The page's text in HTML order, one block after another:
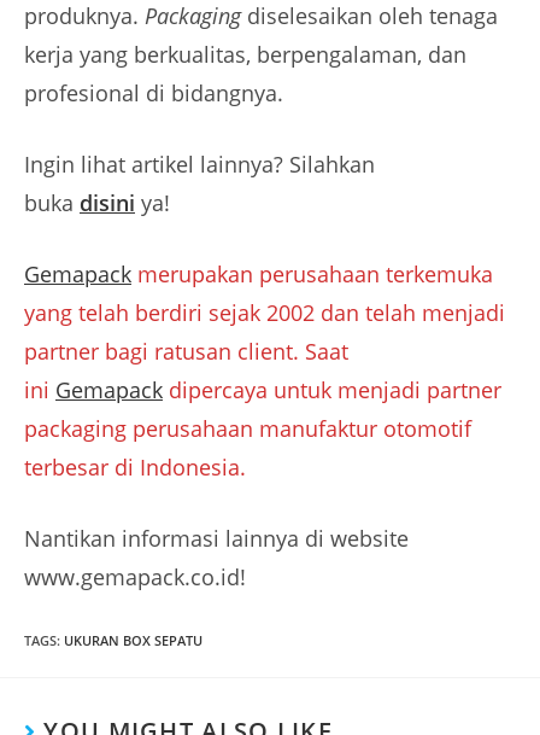
produknya. Packagingdiselesaikan oleh tenaga
kerja yang berkualitas, berpengalaman, dan
profesional di bidangnya.
Ingin lihat artikel lainnya? Silahkan
buka disini ya!
Gemapack merupakan perusahaan terkemuka
yang telah berdiri sejak 2002 dan telah menjadi
partner bagi ratusan client. Saat
ini Gemapack dipercaya untuk menjadi partner
packaging perusahaan manufaktur otomotif
terbesar di Indonesia.
Nantikan informasi lainnya di website
www.gemapack.co.id!
TAGS: UKURAN BOX SEPATU